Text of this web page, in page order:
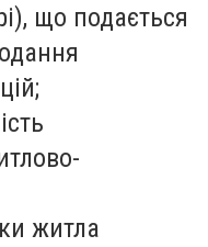
що подається
житла